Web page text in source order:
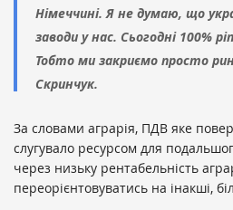
Німеччині. Я не думаю, що
заводи у нас. Сьогодні 100%
Тобто ми закриємо просто
Скринчук.
За словами аграрія, ПДВ яке
слугувало ресурсом для
через низьку рентабельність
переорієнтовуватись на інакші,